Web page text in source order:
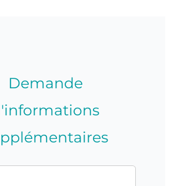
Demande